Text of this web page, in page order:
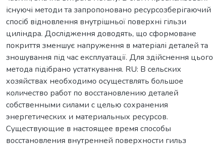
існуючі методи та запропоновано ресурсозберігаючий
спосіб відновлення внутрішньої поверхні гільзи
циліндра. Дослідження доводять, що сформоване
покриття зменшує напруження в матеріалі деталей та
зношування під час експлуатації. Для здійснення цього
метода підібрано устаткування. RU: В сельских
хозяйствах необходимо осуществлять большое
количество работ по восстановлению деталей
собственными силами с целью сохранения
энергетических и материальных ресурсов.
Существующие в настоящее время способы
восстановления внутренней поверхности гильз